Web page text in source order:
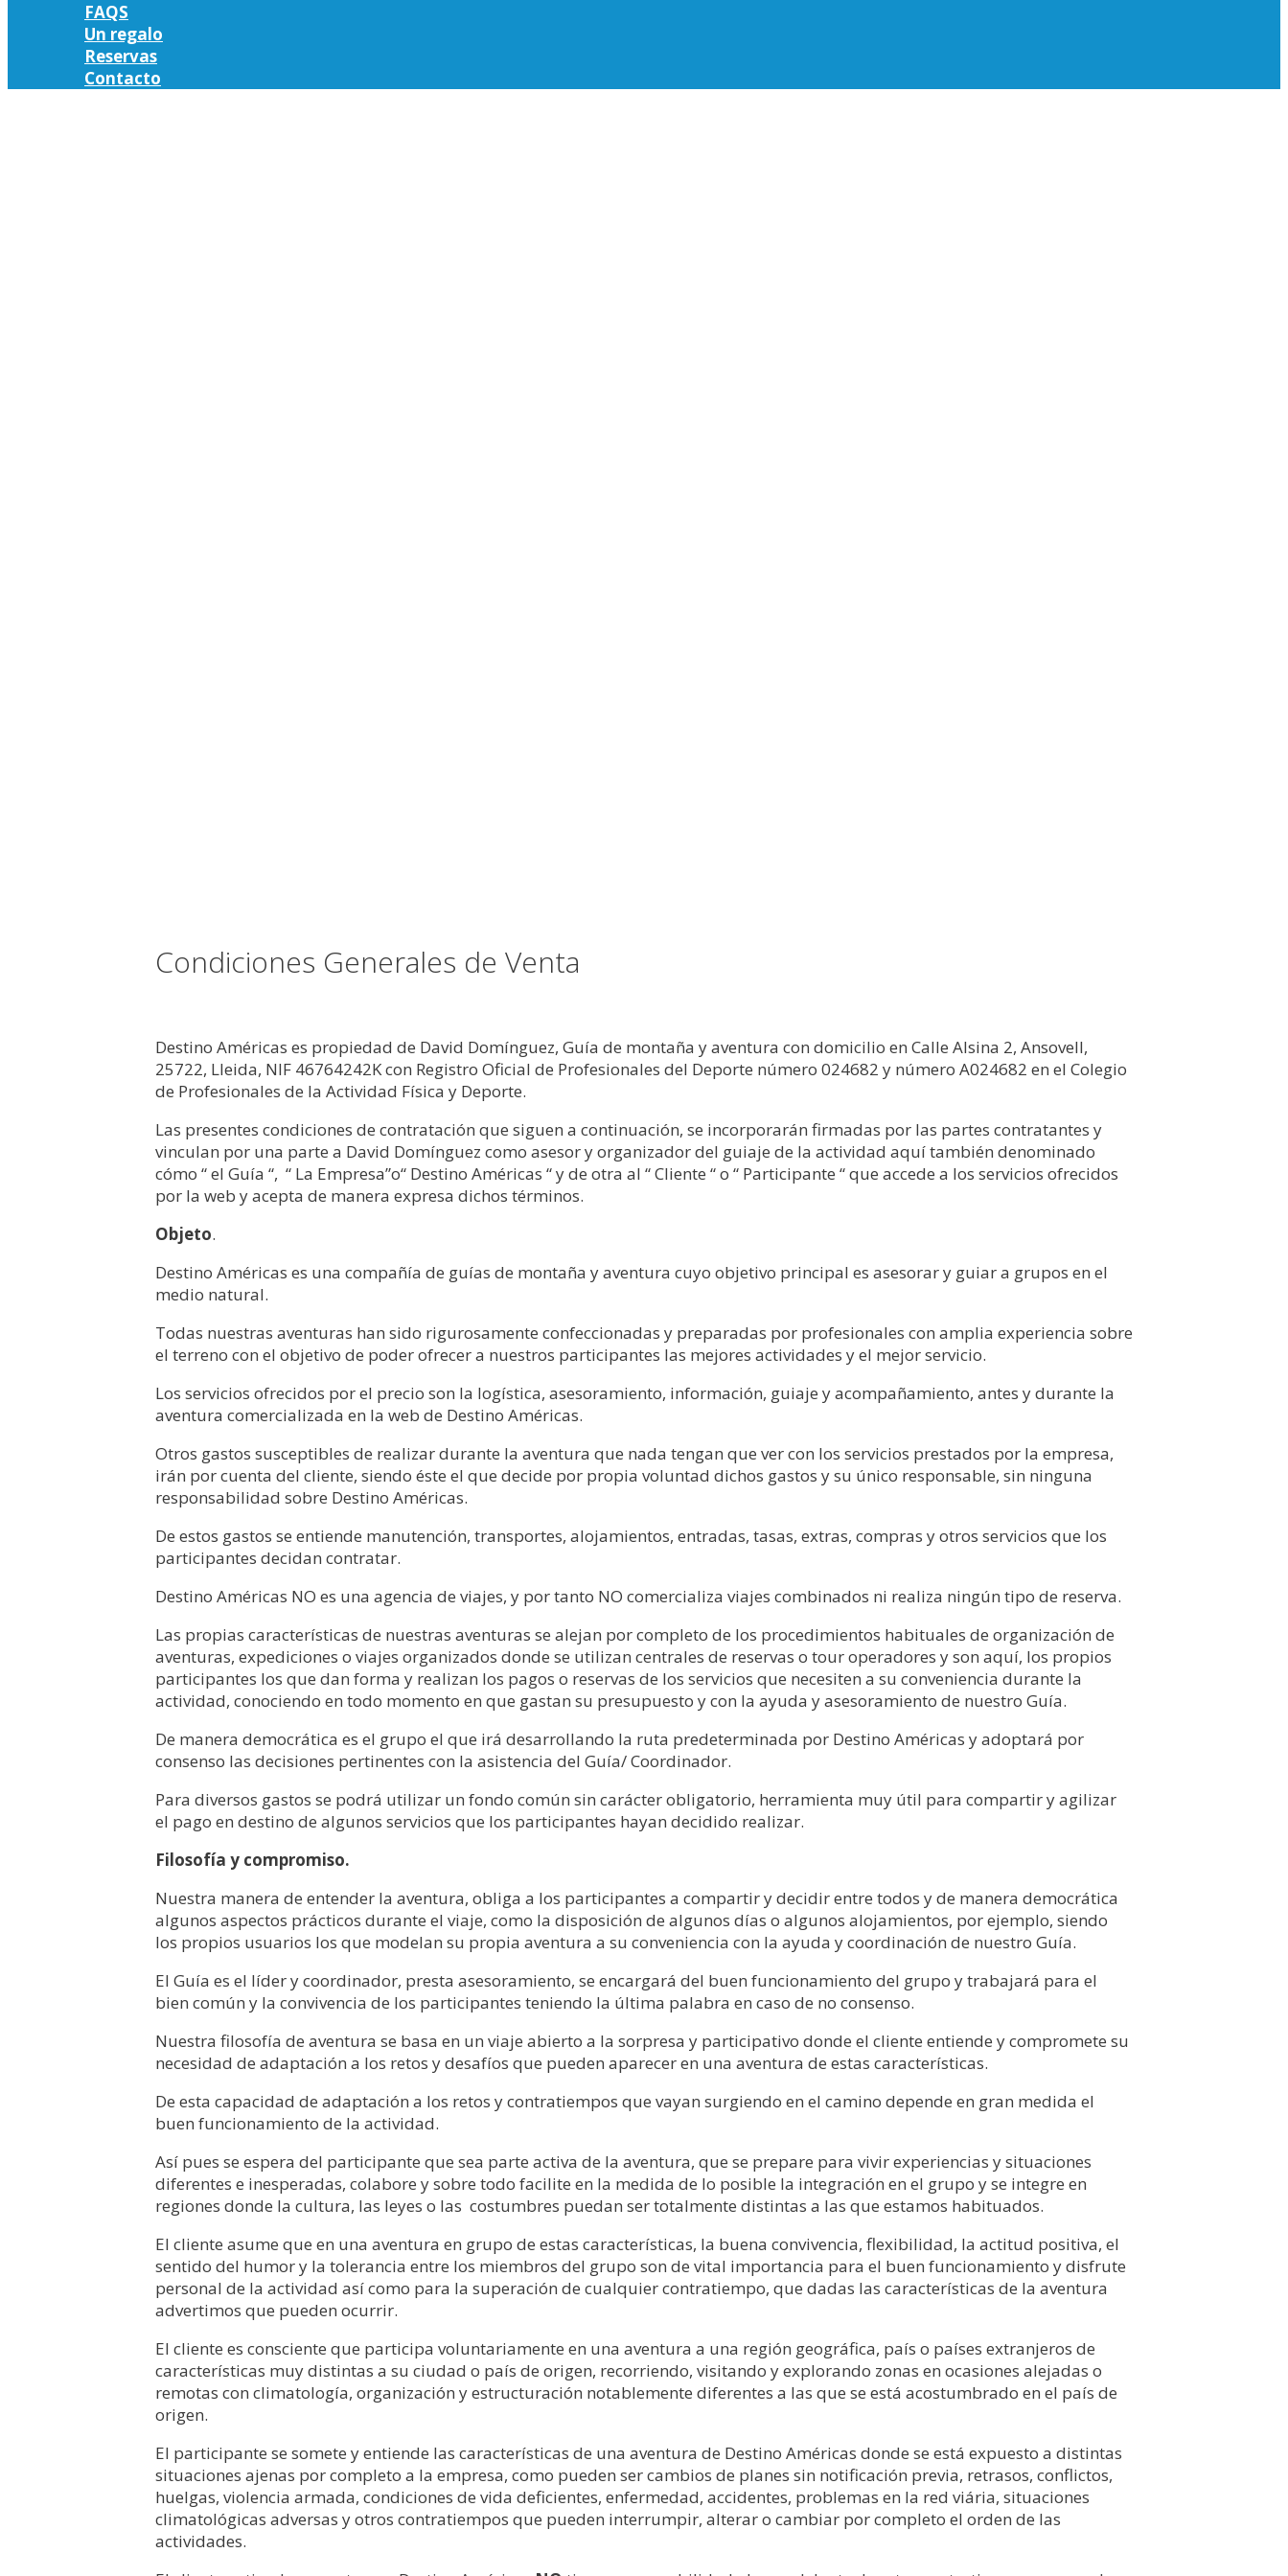
FAQS
Un regalo
Reservas
Contacto
Condiciones Generales de Venta
Destino Américas es propiedad de David Domínguez, Guía de montaña y aventura con domicilio en Calle Alsina 2, Ansovell,
25722, Lleida, NIF 46764242K con Registro Oficial de Profesionales del Deporte número 024682 y número A024682 en el Colegio
de Profesionales de la Actividad Física y Deporte.
Las presentes condiciones de contratación que siguen a continuación, se incorporarán firmadas por las partes contratantes y
vinculan por una parte a David Domínguez como asesor y organizador del guiaje de la actividad aquí también denominado
cómo “ el Guía “, “ La Empresa”o“ Destino Américas “ y de otra al “ Cliente “ o “ Participante “ que accede a los servicios ofrecidos
por la web y acepta de manera expresa dichos términos.
Objeto.
Destino Américas es una compañía de guías de montaña y aventura cuyo objetivo principal es asesorar y guiar a grupos en el
medio natural.
Todas nuestras aventuras han sido rigurosamente confeccionadas y preparadas por profesionales con amplia experiencia sobre
el terreno con el objetivo de poder ofrecer a nuestros participantes las mejores actividades y el mejor servicio.
Los servicios ofrecidos por el precio son la logística, asesoramiento, información, guiaje y acompañamiento, antes y durante la
aventura comercializada en la web de Destino Américas.
Otros gastos susceptibles de realizar durante la aventura que nada tengan que ver con los servicios prestados por la empresa,
irán por cuenta del cliente, siendo éste el que decide por propia voluntad dichos gastos y su único responsable, sin ninguna
responsabilidad sobre Destino Américas.
De estos gastos se entiende manutención, transportes, alojamientos, entradas, tasas, extras, compras y otros servicios que los
participantes decidan contratar.
Destino Américas NO es una agencia de viajes, y por tanto NO comercializa viajes combinados ni realiza ningún tipo de reserva.
Las propias características de nuestras aventuras se alejan por completo de los procedimientos habituales de organización de
aventuras, expediciones o viajes organizados donde se utilizan centrales de reservas o tour operadores y son aquí, los propios
participantes los que dan forma y realizan los pagos o reservas de los servicios que necesiten a su conveniencia durante la
actividad, conociendo en todo momento en que gastan su presupuesto y con la ayuda y asesoramiento de nuestro Guía.
De manera democrática es el grupo el que irá desarrollando la ruta predeterminada por Destino Américas y adoptará por
consenso las decisiones pertinentes con la asistencia del Guía/ Coordinador.
Para diversos gastos se podrá utilizar un fondo común sin carácter obligatorio, herramienta muy útil para compartir y agilizar
el pago en destino de algunos servicios que los participantes hayan decidido realizar.
Filosofía y compromiso.
Nuestra manera de entender la aventura, obliga a los participantes a compartir y decidir entre todos y de manera democrática
algunos aspectos prácticos durante el viaje, como la disposición de algunos días o algunos alojamientos, por ejemplo, siendo
los propios usuarios los que modelan su propia aventura a su conveniencia con la ayuda y coordinación de nuestro Guía.
El Guía es el líder y coordinador, presta asesoramiento, se encargará del buen funcionamiento del grupo y trabajará para el
bien común y la convivencia de los participantes teniendo la última palabra en caso de no consenso.
Nuestra filosofía de aventura se basa en un viaje abierto a la sorpresa y participativo donde el cliente entiende y compromete su
necesidad de adaptación a los retos y desafíos que pueden aparecer en una aventura de estas características.
De esta capacidad de adaptación a los retos y contratiempos que vayan surgiendo en el camino depende en gran medida el
buen funcionamiento de la actividad.
Así pues se espera del participante que sea parte activa de la aventura, que se prepare para vivir experiencias y situaciones
diferentes e inesperadas, colabore y sobre todo facilite en la medida de lo posible la integración en el grupo y se integre en
regiones donde la cultura, las leyes o las costumbres puedan ser totalmente distintas a las que estamos habituados.
El cliente asume que en una aventura en grupo de estas características, la buena convivencia, flexibilidad, la actitud positiva, el
sentido del humor y la tolerancia entre los miembros del grupo son de vital importancia para el buen funcionamiento y disfrute
personal de la actividad así como para la superación de cualquier contratiempo, que dadas las características de la aventura
advertimos que pueden ocurrir.
El cliente es consciente que participa voluntariamente en una aventura a una región geográfica, país o países extranjeros de
características muy distintas a su ciudad o país de origen, recorriendo, visitando y explorando zonas en ocasiones alejadas o
remotas con climatología, organización y estructuración notablemente diferentes a las que se está acostumbrado en el país de
origen.
El participante se somete y entiende las características de una aventura de Destino Américas donde se está expuesto a distintas
situaciones ajenas por completo a la empresa, como pueden ser cambios de planes sin notificación previa, retrasos, conflictos,
huelgas, violencia armada, condiciones de vida deficientes, enfermedad, accidentes, problemas en la red viária, situaciones
climatológicas adversas y otros contratiempos que pueden interrumpir, alterar o cambiar por completo el orden de las
actividades.